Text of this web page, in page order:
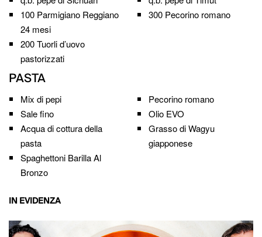
100 Parmigiano Reggiano
24 mesi
300 Pecorino romano
200Tuorli d’uovo
pastorizzati
PASTA
Mix di pepi
Pecorino romano
Sale fino
Olio EVO
Acqua di cottura della
pasta
Grasso di Wagyu
giapponese
Spaghettoni Barilla Al
Bronzo
IN EVIDENZA